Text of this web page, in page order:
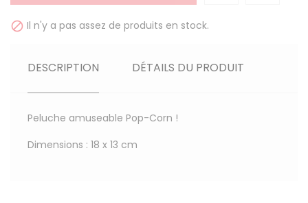
 Il n'y a pas assez de produits en stock.
DESCRIPTION DÉTAILS DU PRODUIT
Peluche amuseable Pop-Corn !
Dimensions : 18 x 13 cm